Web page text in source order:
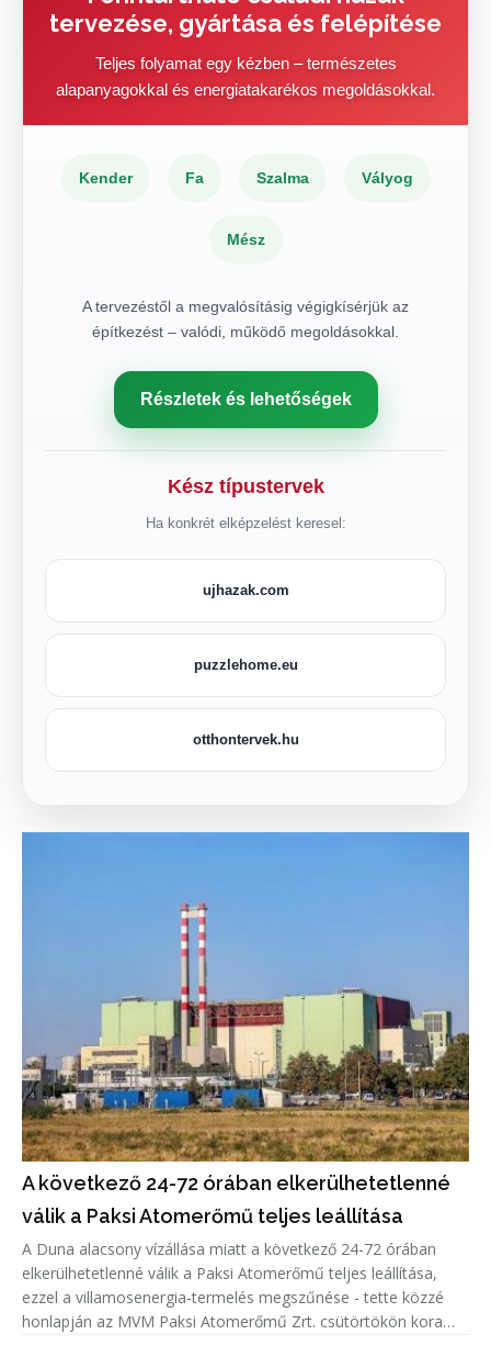
tervezése, gyártása és felépítése
Teljes folyamat egy kézben – természetes
alapanyagokkal és energiatakarékos megoldásokkal.
Kender Fa Szalma Vályog
Mész
A tervezéstől a megvalósításig végigkísérjük az
építkezést – valódi, működő megoldásokkal.
Részletek és lehetőségek
Kész típustervek
Ha konkrét elképzelést keresel:
ujhazak.com
puzzlehome.eu
otthontervek.hu
A következő 24-72 órában elkerülhetetlenné
válik a Paksi Atomerőmű teljes leállítása
A Duna alacsony vízállása miatt a következő 24-72 órában
elkerülhetetlenné válik a Paksi Atomerőmű teljes leállítása,
ezzel a villamosenergia-termelés megszűnése - tette közzé
honlapján az MVM Paksi Atomerőmű Zrt. csütörtökön kora